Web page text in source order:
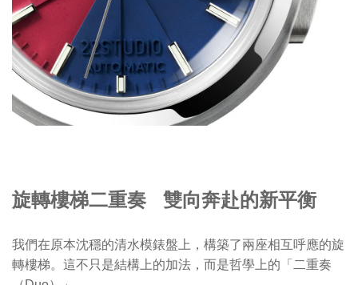
旋轉樓梯二重奏 雙向奔赴的新平衡
我們在原本沈穩的清水模錶盤上，構築了兩座相互呼應的旋
轉樓梯。這不只是結構上的加法，而是哲學上的「二重奏